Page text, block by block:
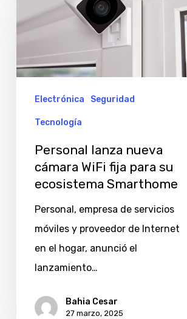
nueva
fija
para
Smarthome
Electrónica Seguridad
Tecnología
Personal lanza nueva
cámara WiFi fija para su
ecosistema Smarthome
Personal, empresa de servicios
móviles y proveedor de Internet
en el hogar, anunció el
lanzamiento…
Bahia Cesar
27 marzo, 2025